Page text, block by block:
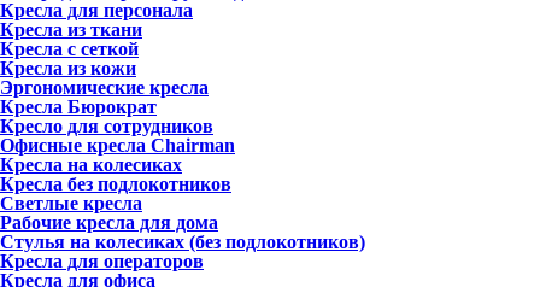
Кресла для персонала
Кресла из ткани
Кресла с сеткой
Кресла из кожи
Эргономические кресла
Кресла Бюрократ
Кресло для сотрудников
Офисные кресла Chairman
Кресла на колесиках
Кресла без подлокотников
Светлые кресла
Рабочие кресла для дома
Стулья на колесиках (без подлокотников)
Кресла для операторов
Кресла для офиса